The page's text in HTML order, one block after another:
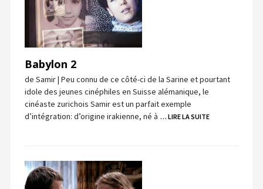
Babylon 2
de Samir | Peu connu de ce côté-ci de la Sarine et pourtant
idole des jeunes cinéphiles en Suisse alémanique, le
cinéaste zurichois Samir est un parfait exemple
d’intégration: d’origine irakienne, né à … LIRE LA SUITE